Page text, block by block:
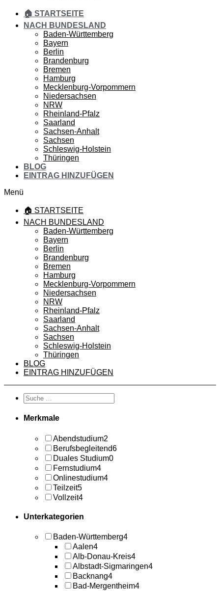
🏠 STARTSEITE
NACH BUNDESLAND
Baden-Württemberg
Bayern
Berlin
Brandenburg
Bremen
Hamburg
Mecklenburg-Vorpommern
Niedersachsen
NRW
Rheinland-Pfalz
Saarland
Sachsen-Anhalt
Sachsen
Schleswig-Holstein
Thüringen
BLOG
EINTRAG HINZUFÜGEN
Menü
🏠 STARTSEITE
NACH BUNDESLAND
Baden-Württemberg
Bayern
Berlin
Brandenburg
Bremen
Hamburg
Mecklenburg-Vorpommern
Niedersachsen
NRW
Rheinland-Pfalz
Saarland
Sachsen-Anhalt
Sachsen
Schleswig-Holstein
Thüringen
BLOG
EINTRAG HINZUFÜGEN
Merkmale
Abendstudium2
Berufsbegleitend6
Duales Studium0
Fernstudium4
Onlinestudium4
Teilzeit5
Vollzeit4
Unterkategorien
Baden-Württemberg4
Aalen4
Alb-Donau-Kreis4
Albstadt-Sigmaringen4
Backnang4
Bad-Mergentheim4